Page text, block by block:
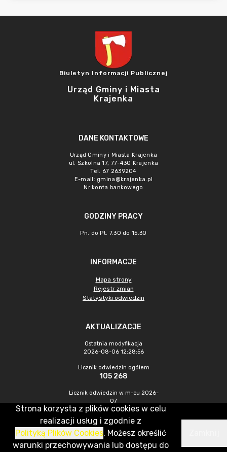
Biuletyn Informacji Publicznej
Urząd Gminy i Miasta
Krajenka
DANE KONTAKTOWE
Urząd Gminy i Miasta Krajenka
ul. Szkolna 17, 77-430 Krajenka
Tel. 67 2639204
E-mail: gmina@krajenka.pl
Nr konta bankowego
GODZINY PRACY
Pn. do Pt. 7.30 do 15.30
INFORMACJE
Mapa strony
Rejestr zmian
Statystyki odwiedzin
AKTUALIZACJE
Ostatnia modyfikacja
2026-08-06 12:28:56
Licznik odwiedzin ogółem
105 268
Licznik odwiedzin w m-cu 2026-
07
644
CMS & Hosting: Nefeni Sp. z o.o.
Strona korzysta z plików cookies w celu
realizacji usług i zgodnie z
Polityką Plików Cookies. Możesz określić
warunki przechowywania lub dostępu do